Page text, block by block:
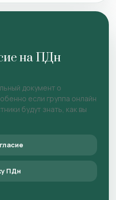
на ПДн
документ о
если группа онлайн
будут знать, как вы
ПДн